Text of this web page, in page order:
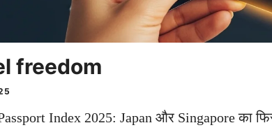
freedom
Index 2025: Japan और Singapore का